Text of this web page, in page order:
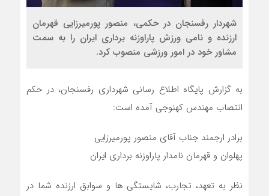
شهردار رفسنجان در حکمی، منصور پورمیرزایی قهرمان
ارزنده و نامی ورزش پاراوزنه برداری ایران را به سمت
مشاور خود در امور ورزشی منصوب کرد.
به گزارش پایگاه اطلاع رسانی شهرداری رفسنجان، در حکم
انتصاب مهندس کهنوجی آمده است:
برادر ارجمند جناب آقای منصور پورمیرزایی
پهلوان و قهرمان نامدار پاراوزنه برداری ایران
نظر به تعهد، تجارب، شایستگی ها و سوابق ارزنده شما در